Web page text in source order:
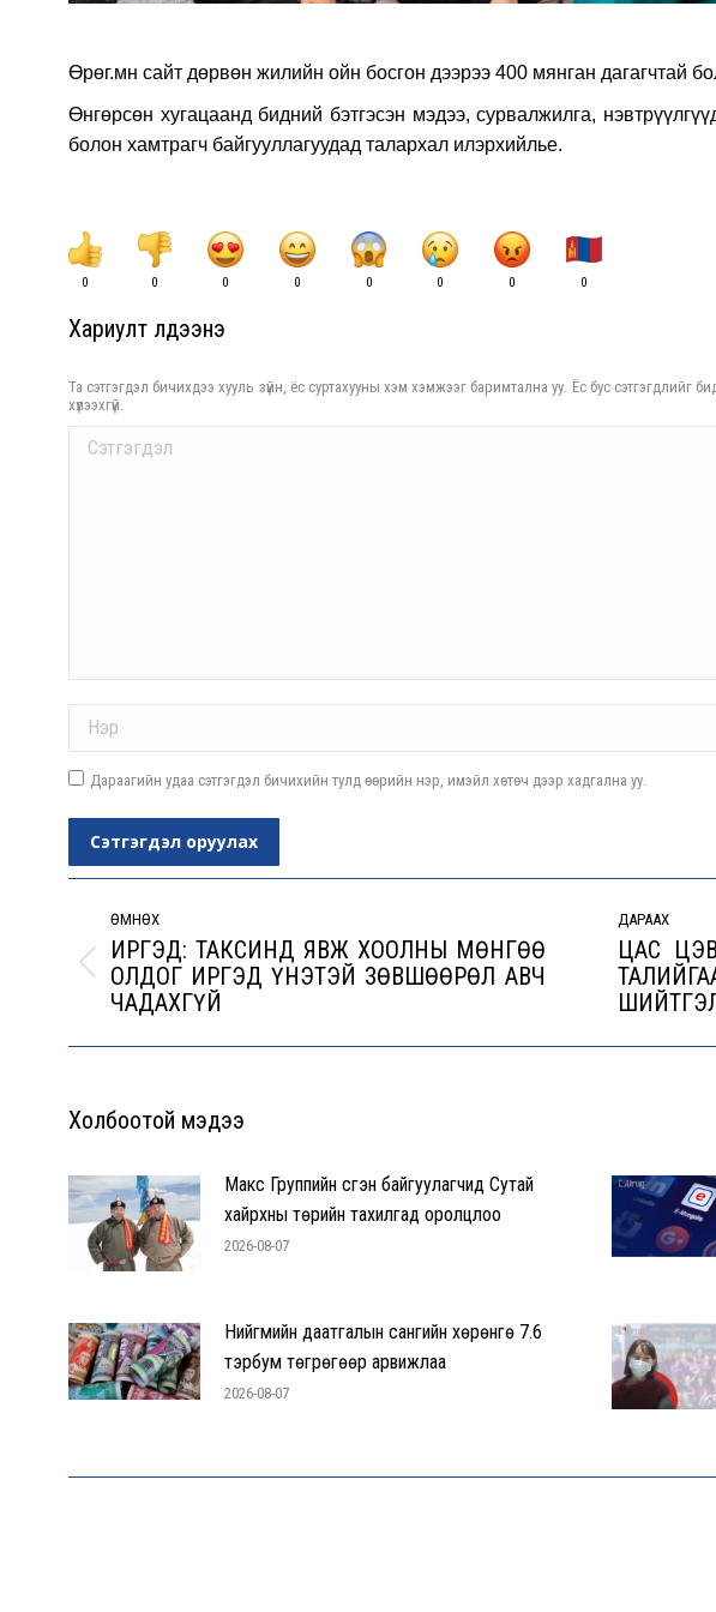
Өрөг.мн сайт дөрвөн жилийн ойн босгон дээрээ 400 мянган дагагчтай
Өнгөрсөн хугацаанд бидний бэтгэсэн мэдээ, сурвалжилга,
болон хамтрагч байгууллагуудад талархал илэрхийлье.
0 0 0 0 0 0 0 0
Хариулт үлдээнэ үү
Та сэтгэгдэл бичихдээ хууль зүйн, ёс суртахууны хэм хэмжээг баримтална уу. Ёс бус сэтгэгдлийг
хүлээхгүй.
Comment
Дараагийн удаа сэтгэгдэл бичихийн тулд өөрийн нэр, имэйл хөтөч дээр хадгална уу.
Сэтгэгдэл оруулах
navigation
ӨМНӨХ
Previous
post:
ИРГЭД: ТАКСИНД ЯВЖ ХООЛНЫ МӨНГӨӨ
ОЛДОГ ИРГЭД ҮНЭТЭЙ ЗӨВШӨӨРӨЛ АВЧ
ЧАДАХГҮЙ
ДАРААХ
Next
post:
ЦАС
Холбоотой мэдээ
Макс Группийн үүсгэн байгуулагчид Сутай
хайрхны төрийн тахилгад оролцлоо
2026-08-07
Нийгмийн даатгалын сангийн хөрөнгө 7.6
тэрбум төгрөгөөр арвижлаа
2026-08-07